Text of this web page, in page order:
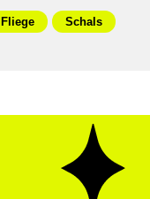
Fliege
Schals